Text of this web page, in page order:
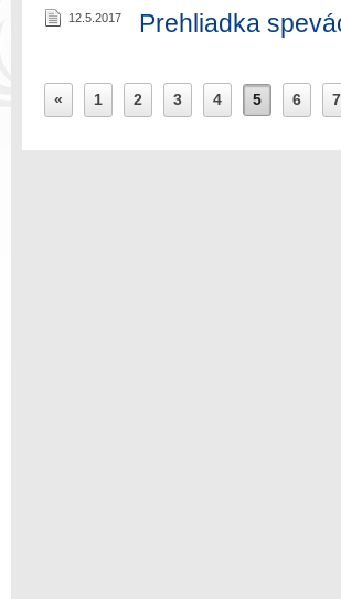
12.5.2017 Prehliadka
« 1 2 3 4 5 6 7